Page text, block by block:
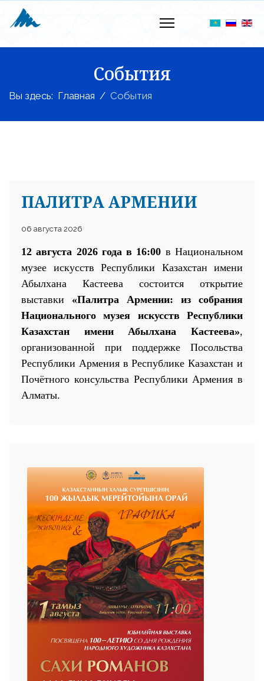
События
Вы здесь: Главная События
ПАЛИТРА АРМЕНИИ
06 августа 2026
12 августа 2026 года в 16:00 в Национальном
музее искусств Республики Казахстан имени
Абылхана Кастеева состоится открытие
выставки «Палитра Армении: из собрания
Национального музея искусств Республики
Казахстан имени Абылхана Кастеева»,
организованной при поддержке Посольства
Республики Армения в Республике Казахстан и
Почётного консульства Республики Армения в
Алматы.